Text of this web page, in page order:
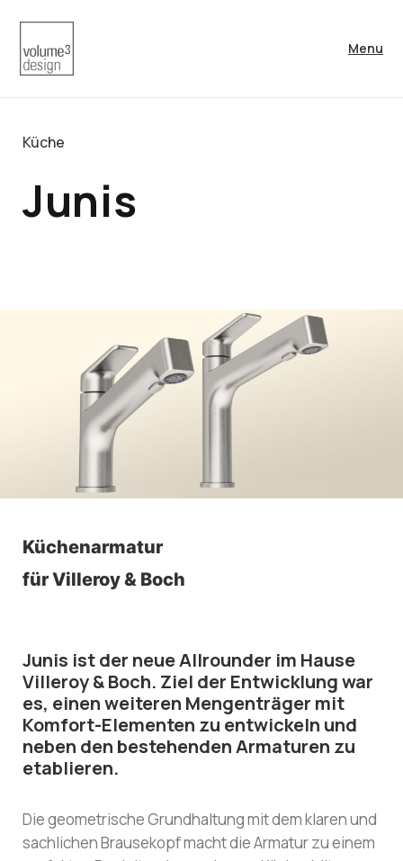
Menu
Küche
Junis
Küchenarmatur
für Villeroy & Boch
Junis ist der neue Allrounder im Hause
Villeroy & Boch. Ziel der Entwicklung war
es, einen weiteren Mengenträger mit
Komfort-Elementen zu entwickeln und
neben den bestehenden Armaturen zu
etablieren.
Die geometrische Grundhaltung mit dem klaren und
sachlichen Brausekopf macht die Armatur zu einem